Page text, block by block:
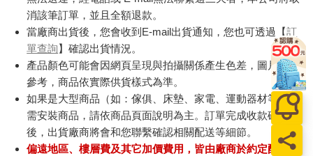
消該筆訂單，並且全額退款。
當廠商出貨後，您會收到E-mail出貨通知，您也可透過【訂
單查詢】確認出貨情況。
產品顏色可能會因網頁呈現與拍攝關係產生色差，圖片僅供
參考，商品依實際供貨樣式為準。
如果是大型商品（如：傢俱、床墊、家電、運動器材等）及
需安裝商品，請依商品頁面說明為主。訂單完成收款確認
後，出貨廠商將會和您聯繫確認相關配送等細節。
偏遠地區、樓層費及其它加價費用，皆由廠商於約定配送時